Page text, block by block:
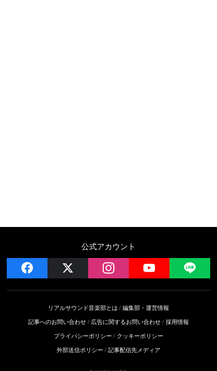
公式アカウント
facebook instagram YouTube
リアルサウンド音楽部とは
編集部・運営情報
記事へのお問い合わせ
広告に関するお問い合わせ 採用情報
プライバシーポリシー
クッキーポリシー
外部送信ポリシー
記事配信先メディア